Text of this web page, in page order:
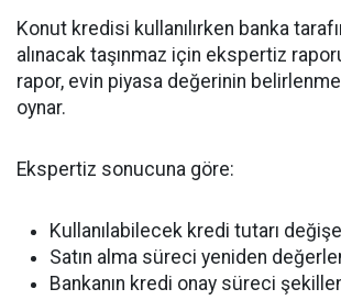
Konut kredisi kullanılırken banka
alınacak taşınmaz için ekspertiz
rapor, evin piyasa değerinin
oynar.
Ekspertiz sonucuna göre:
Kullanılabilecek kredi tutarı
Satın alma süreci yeniden
Bankanın kredi onay süreci